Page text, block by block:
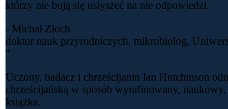
którzy nie boją się usłyszeć na nie odpowiedzi.
- Michał Złoch
doktor nauk przyrodniczych, mikrobiolog,
"
Uczony, badacz i chrześcijanin Ian Hutchinson
chrześcijańską w sposób wyrafinowany,
książka.